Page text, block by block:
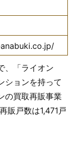
、「ライオン
ションを持って
の買取再販事業
販戸数は1,471戸